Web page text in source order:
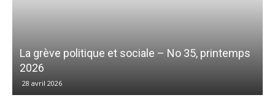
La grève politique et sociale – No 35, printemps
2026
28 avril 2026